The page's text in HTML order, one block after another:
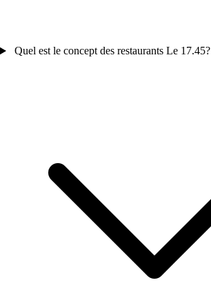
Quel est le concept des restaurants Le 17.45?